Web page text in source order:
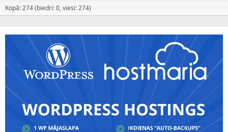
Kopā: 274 (biedri: 0, viesi: 274)